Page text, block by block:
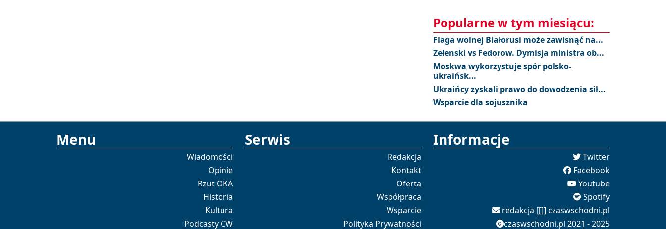
Popularne w tym miesiącu:
Flaga wolnej Białorusi może zawisnąć na...
Zełenski vs Fedorow. Dymisja ministra ob...
Moskwa wykorzystuje spór polsko-
ukraińsk...
Ukraińcy zyskali prawo do dowodzenia sił...
Wsparcie dla sojusznika
Menu
Wiadomości
Opinie
Rzut OKA
Historia
Kultura
Podcasty CW
Serwis
Redakcja
Kontakt
Oferta
Współpraca
Wsparcie
Polityka Prywatności
Informacje
Twitter
Facebook
Youtube
Spotify
redakcja [[]] czaswschodni.pl
czaswschodni.pl 2021 - 2025